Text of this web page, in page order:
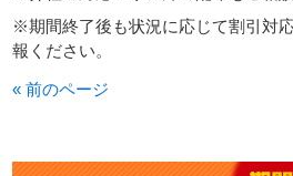
※期間終了後も状況に応じて割引対
報ください。
« 前のページ